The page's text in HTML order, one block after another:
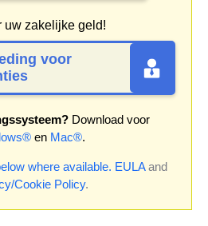
uw zakelijke geld!
voor
Download voor
en Mac®.
where available. EULAand
Cookie Policy.